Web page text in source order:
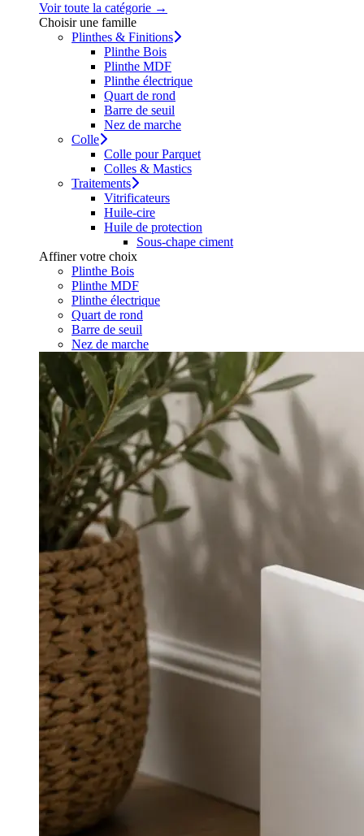
Voir toute la catégorie →
Choisir une famille
Plinthes & Finitions
Plinthe Bois
Plinthe MDF
Plinthe électrique
Quart de rond
Barre de seuil
Nez de marche
Colle
Colle pour Parquet
Colles & Mastics
Traitements
Vitrificateurs
Huile-cire
Huile de protection
Sous-chape ciment
Affiner votre choix
Plinthe Bois
Plinthe MDF
Plinthe électrique
Quart de rond
Barre de seuil
Nez de marche